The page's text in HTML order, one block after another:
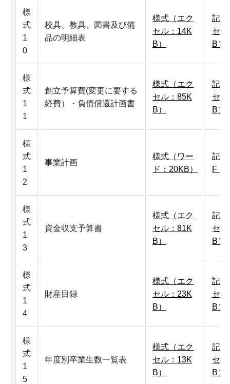
様
式
1
0
校具、教具、図書及び備
品の明細表
様式（エク
セル：14K
B）
記
セ
B）
様
式
1
1
創立予算費(変更に要する
経費）・負債償還計画書
様式（エク
セル：85K
B）
記
セ
B）
様
式
1
2
事業計画
様式（ワー
ド：20KB）
記
F：
様
式
1
3
資金収支予算書
様式（エク
セル：81K
B）
記
セ
B）
様
式
1
4
財産目録
様式（エク
セル：23K
B）
記
セ
B）
様
式
1
5
年度別卒業生数一覧表
様式（エク
セル：13K
B）
記
セ
B）